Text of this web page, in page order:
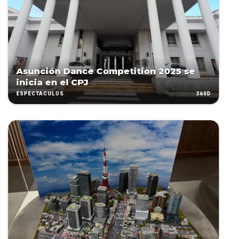
Asunción Dance Competition 2025 se
inicia en el CPJ
ESPECTÁCULOS 360D